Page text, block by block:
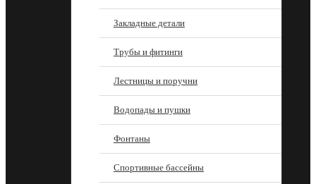
Закладные детали
Трубы и фитинги
Лестницы и поручни
Водопады и пушки
Фонтаны
Спортивные бассейны